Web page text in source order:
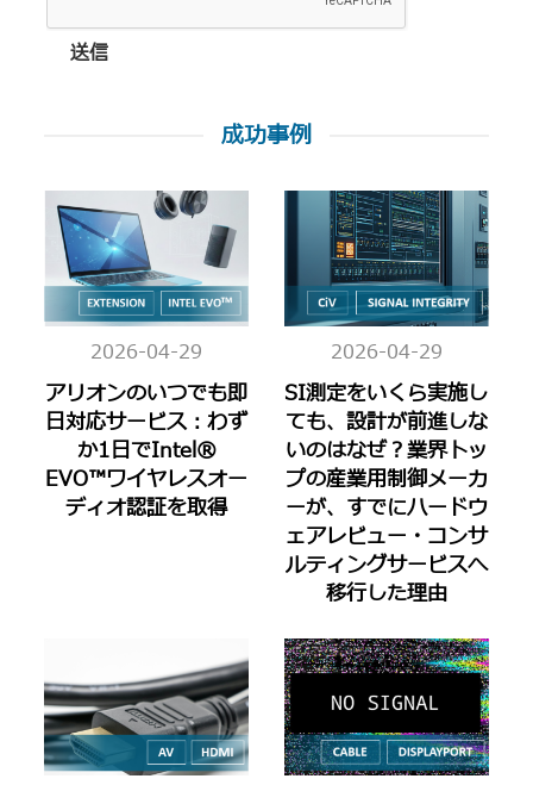
送信
成功事例
2026-04-29
アリオンのいつでも即
日対応サービス：わず
か1日でIntel®
EVO™ワイヤレスオー
ディオ認証を取得
2026-04-29
SI測定をいくら実施し
ても、設計が前進しな
いのはなぜ？業界トッ
プの産業用制御メーカ
ーが、すでにハードウ
ェアレビュー・コンサ
ルティングサービスへ
移行した理由